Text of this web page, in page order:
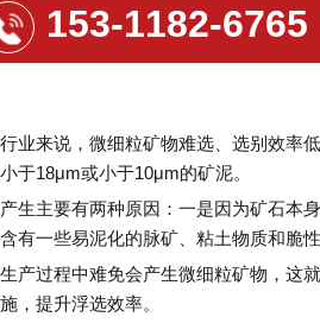
153-1182-6765
业来说，微细粒矿物难选、选别效率
于18μm或小于10μm的矿泥。
生主要有两种原因：一是因为矿石本
有一些易泥化的脉矿、粘土物质和脆
产过程中难免会产生微细粒矿物，这
，提升浮选效率。